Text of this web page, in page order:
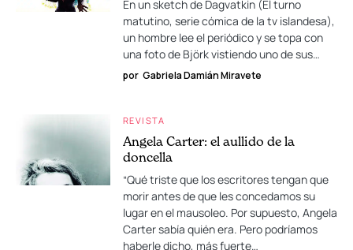
En un sketch de Dagvatkin (El turno
matutino, serie cómica de la tv islandesa),
un hombre lee el periódico y se topa con
una foto de Björk vistiendo uno de sus…
por Gabriela Damián Miravete
REVISTA
Angela Carter: el aullido de la
doncella
“Qué triste que los escritores tengan que
morir antes de que les concedamos su
lugar en el mausoleo. Por supuesto, Angela
Carter sabía quién era. Pero podríamos
haberle dicho, más fuerte…